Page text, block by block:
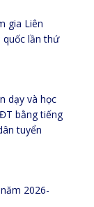
gia Liên
quốc lần thứ
dạy và học
bằng tiếng
tuyển
2026-